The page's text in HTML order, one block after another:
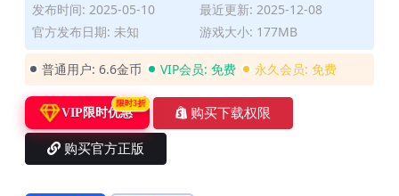
发布时间: 2025-05-10
最近更新: 2025-12-08
官方发布日期: 未知
游戏大小: 177MB
普通用户: 6.6金币 VIP会员: 免费 永久会员: 免费
VIP限时优惠
限时3折
购买下载权限
购买官方正版